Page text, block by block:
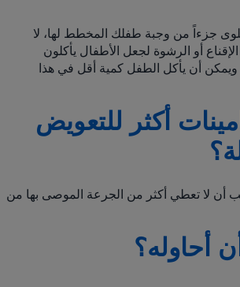
جزءاً من وجبة طفلك المخطط لها، لا
أو الرشوة لجعل الأطفال يأكلون
ويمكن أن يأكل الطفل كمية أقل في هذا
أكثر للتعويض
أن لا تعطي أكثر من الجرعة الموصى بها من
أحاوله؟